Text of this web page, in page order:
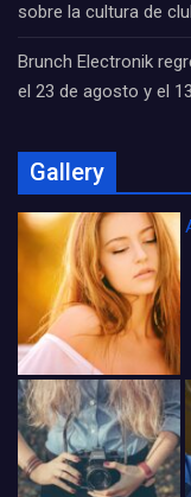
sobre la cultura de
Brunch Electronik
el 23 de agosto y el
Gallery